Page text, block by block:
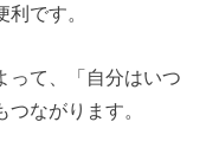
です。
って、「自分はいつ
ながります。